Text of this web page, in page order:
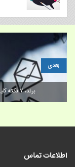
برند، ۷ نکته کلیدی که ایمیل های فروشتان را خواندنی می کند
بعدی
اطلاعات تماس